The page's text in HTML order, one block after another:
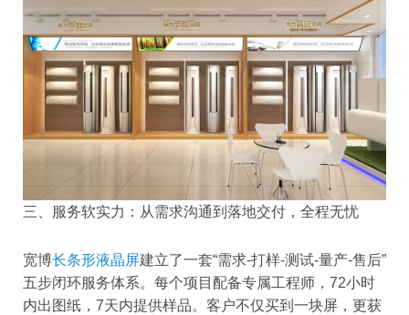
三、服务软实力：从需求沟通到落地交付，全程无忧
宽博长条形液晶屏建立了一套“需求-打样-测试-量产-售后”
五步闭环服务体系。每个项目配备专属工程师，72小时
内出图纸，7天内提供样品。客户不仅买到一块屏，更获